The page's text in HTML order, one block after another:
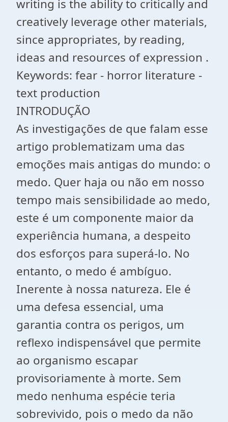
writing is the ability to critically and
creatively leverage other materials,
since appropriates, by reading,
ideas and resources of expression .
Keywords: fear - horror literature -
text production
INTRODUÇÃO
As investigações de que falam esse
artigo problematizam uma das
emoções mais antigas do mundo: o
medo. Quer haja ou não em nosso
tempo mais sensibilidade ao medo,
este é um componente maior da
experiência humana, a despeito
dos esforços para superá-lo. No
entanto, o medo é ambíguo.
Inerente à nossa natureza. Ele é
uma defesa essencial, uma
garantia contra os perigos, um
reflexo indispensável que permite
ao organismo escapar
provisoriamente à morte. Sem
medo nenhuma espécie teria
sobrevivido, pois o medo da não